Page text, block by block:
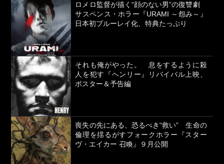
ロメロ監督が描く“顔のない男”の復讐劇
サスペンス・ホラー『URAMI ～怨み～』
日本初ブルーレイ化、特典たっぷり
それも俺がやった。 息をするように殺
人を犯す『ヘンリー』リバイバル上映、
ポスター＆予告編
喪失の先にある、恐るべき“救い” 生命の
倫理を揺るがすフォークホラー『スター
ヴ・エイカー 召喚』９月公開